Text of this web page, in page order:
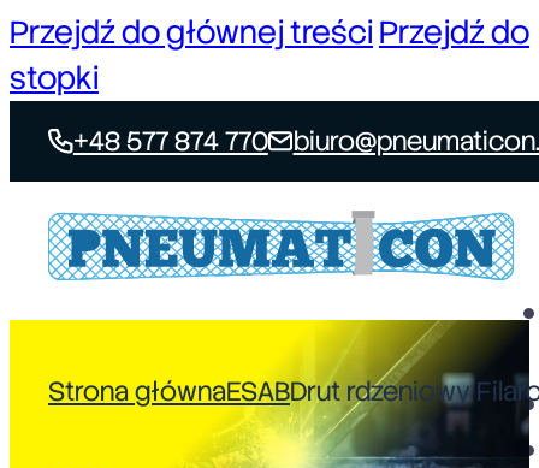
Przejdź do głównej treści Przejdź do
stopki
+48 577 874 770
Strona głównaESABDrut rdzeniowy